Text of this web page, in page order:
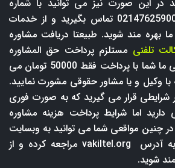
در این صورت نیز می توانید با شماره
09212242670 و یا 02147625900 تماس بگیرید و از خدمات
بهره مند شوید. طبیعتا دریافت مشاوره
تلفنی مستلزم پرداخت حق المشاوره
است اما در وکلای تلفنی ما شما با پرداخت فقط 50000 تومان می
مدت 5 دقیقه با وکیل و یا مشاور حقوقی مشورت نمایید.
شرایطی قرار می گیرید که به صورت فوری
دارید اما شرایط پرداخت هزینه مشاوره
در چنین مواقعی شما می توانید به وبسایت
آدرس
vakiltel.org مراجعه کرده و از
شوید.